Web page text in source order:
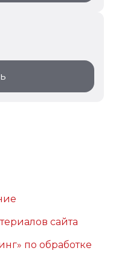
сайта
по обработке